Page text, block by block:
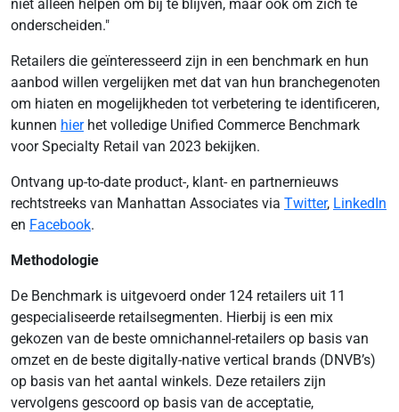
niet alleen helpen om bij te blijven, maar ook om zich te
onderscheiden."
Retailers die geïnteresseerd zijn in een benchmark en hun
aanbod willen vergelijken met dat van hun branchegenoten
om hiaten en mogelijkheden tot verbetering te identificeren,
kunnen hier het volledige Unified Commerce Benchmark
voor Specialty Retail van 2023 bekijken.
Ontvang up-to-date product-, klant- en partnernieuws
rechtstreeks van Manhattan Associates via Twitter, LinkedIn
en Facebook.
Methodologie
De Benchmark is uitgevoerd onder 124 retailers uit 11
gespecialiseerde retailsegmenten. Hierbij is een mix
gekozen van de beste omnichannel-retailers op basis van
omzet en de beste digitally-native vertical brands (DNVB’s)
op basis van het aantal winkels. Deze retailers zijn
vervolgens gescoord op basis van de acceptatie,